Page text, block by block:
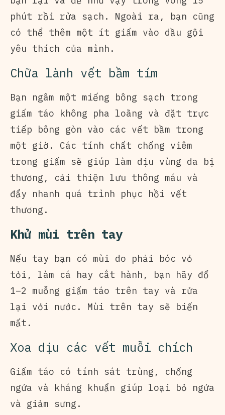
phút rồi rửa sạch. Ngoài ra, bạn cũng
có thể thêm một ít giấm vào dầu gội
yêu thích của mình.
Chữa lành vết bầm tím
Bạn ngâm một miếng bông sạch trong
giấm táo không pha loãng và đặt trực
tiếp bông gòn vào các vết bầm trong
một giờ. Các tính chất chống viêm
trong giấm sẽ giúp làm dịu vùng da bị
thương, cải thiện lưu thông máu và
đẩy nhanh quá trình phục hồi vết
thương.
Khử mùi trên tay
Nếu tay bạn có mùi do phải bóc vỏ
tỏi, làm cá hay cắt hành, bạn hãy đổ
1–2 muỗng giấm táo trên tay và rửa
lại với nước. Mùi trên tay sẽ biến
mất.
Xoa dịu các vết muỗi chích
Giấm táo có tính sát trùng, chống
ngứa và kháng khuẩn giúp loại bỏ ngứa
và giảm sưng.